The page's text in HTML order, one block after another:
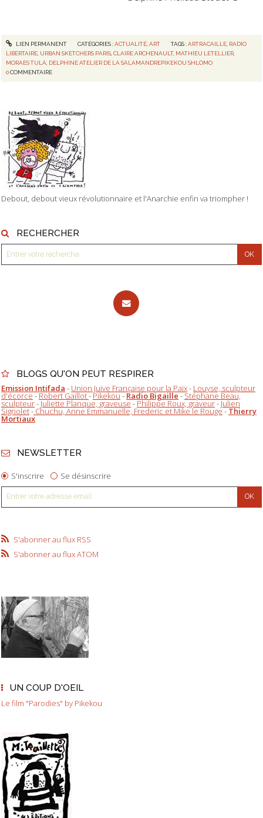
Debout, debout vieux révolutionnaire et l'Anarchie enfin va triompher !
RECHERCHER
BLOGS QU'ON PEUT RESPIRER
Emission Intifada - Union Juive Française pour la Paix- Louyse, sculpteur
d'écorce-Robert Gaillot-Pikekou-Radio Bigaille-Stéphane Beau,
sculpteur-Juliette Planque, graveuse-Philippe Roux, graveur-Julien
Signolet-Chuchu, Anne Emmanuelle, Frederic et Mike le Rouge-Thierry
Mortiaux
NEWSLETTER
S'inscrire Se désinscrire
S'abonner au flux RSS
S'abonner au flux ATOM
LIEN PERMANENT CATÉGORIES :ACTUALITÉ, ART TAGS :ARTRACAILLE RADIO
LIBERTAIRE URBAN SKETCHERS PARIS ,CLAIRE ARCHENAULT, MATHIEU LETELLIER
MORAES TULA DELPHINE ATELIER DE LA SALAMANDREPIKEKOU SHLOMO
0COMMENTAIRE
UN COUP D'OEIL
Le film "Parodies" by Pikekou